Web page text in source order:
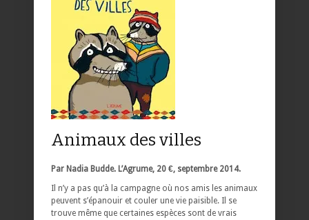
Animaux des villes
Par Nadia Budde. L’Agrume, 20 €, septembre 2014.
Il n’y a pas qu’à la campagne où nos amis les animaux
peuvent s’épanouir et couler une vie paisible. Il se
trouve même que certaines espèces sont de vrais